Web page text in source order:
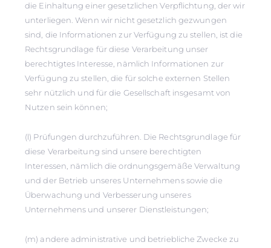
die Einhaltung einer gesetzlichen Verpflichtung, der wir
unterliegen. Wenn wir nicht gesetzlich gezwungen
sind, die Informationen zur Verfügung zu stellen, ist die
Rechtsgrundlage für diese Verarbeitung unser
berechtigtes Interesse, nämlich Informationen zur
Verfügung zu stellen, die für solche externen Stellen
sehr nützlich und für die Gesellschaft insgesamt von
Nutzen sein können;
(l) Prüfungen durchzuführen. Die Rechtsgrundlage für
diese Verarbeitung sind unsere berechtigten
Interessen, nämlich die ordnungsgemäße Verwaltung
und der Betrieb unseres Unternehmens sowie die
Überwachung und Verbesserung unseres
Unternehmens und unserer Dienstleistungen;
(m) andere administrative und betriebliche Zwecke zu